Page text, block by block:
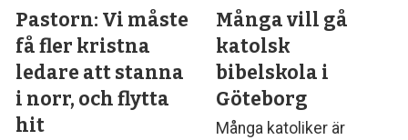
Pastorn: Vi måste
få fler kristna
ledare att stanna
i norr, och flytta
hit
Många vill gå
katolsk
bibelskola i
Göteborg
Många katoliker är